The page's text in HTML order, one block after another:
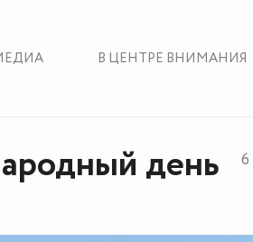
В ЦЕНТРЕ ВНИМАНИЯ
день
6